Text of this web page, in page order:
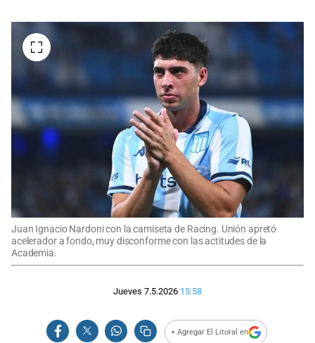
Juan Ignacio Nardoni con la camiseta de Racing. Unión apretó
acelerador a fondo, muy disconforme con las actitudes de la
Academia.
Jueves 7.5.2026 15:58
+ Agregar El Litoral en